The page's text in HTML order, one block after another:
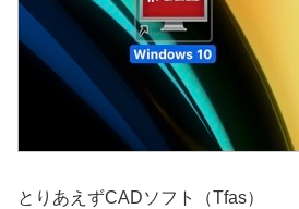
とりあえずCADソフト（Tfas）